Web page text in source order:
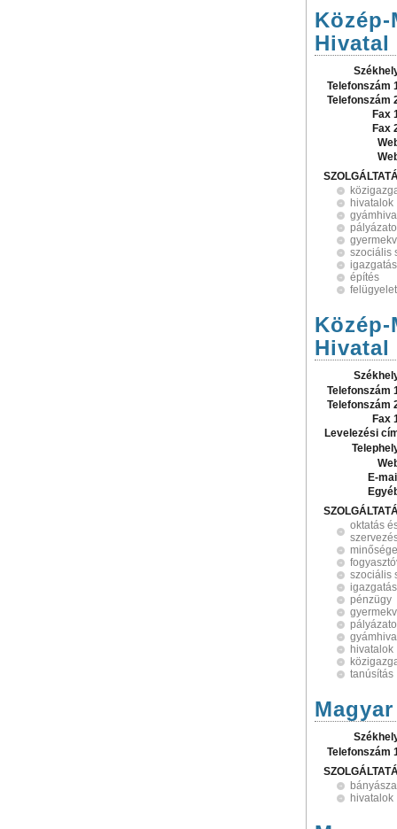
Hivatal
Telefonszám
Telefonszám
Fax
Fax
hivatalok
szociális
igazgatás
építés
felügyelet
Hivatal
Telefonszám
Telefonszám
Fax
Levelezési
E-
oktatás
szociális
igazgatás
pénzügy
hivatalok
tanúsítás
Telefonszám
hivatalok